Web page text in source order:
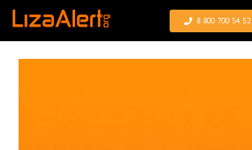
8 800 700 54 52